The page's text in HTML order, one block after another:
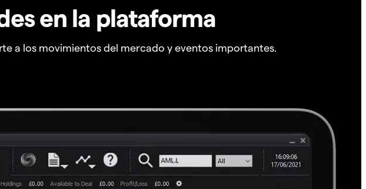
en la plataforma
a los movimientos del mercado y eventos importantes.